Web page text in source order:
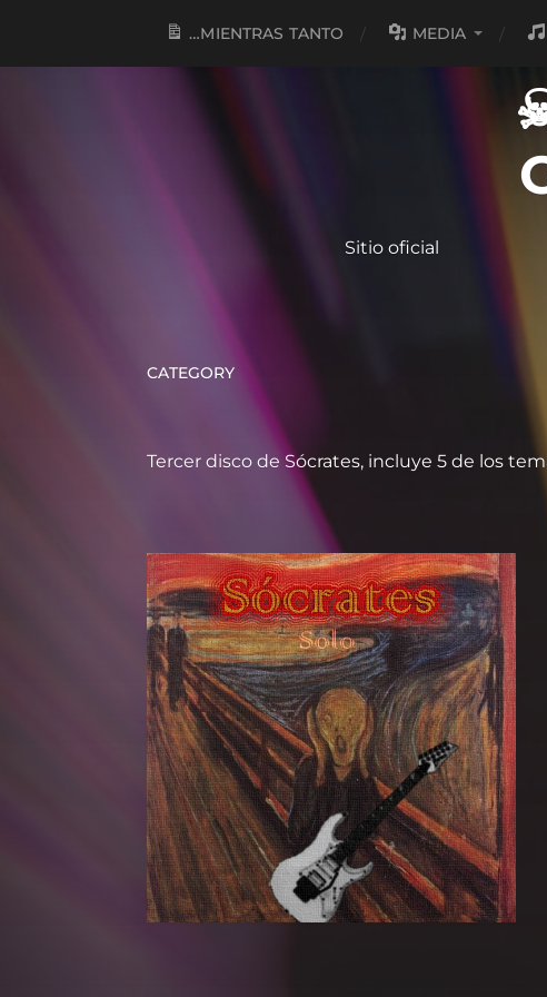
…MIENTRAS TANTO MEDIA
Sitio oficial
CATEGORY
Tercer disco de Sócrates, incluye 5 de los